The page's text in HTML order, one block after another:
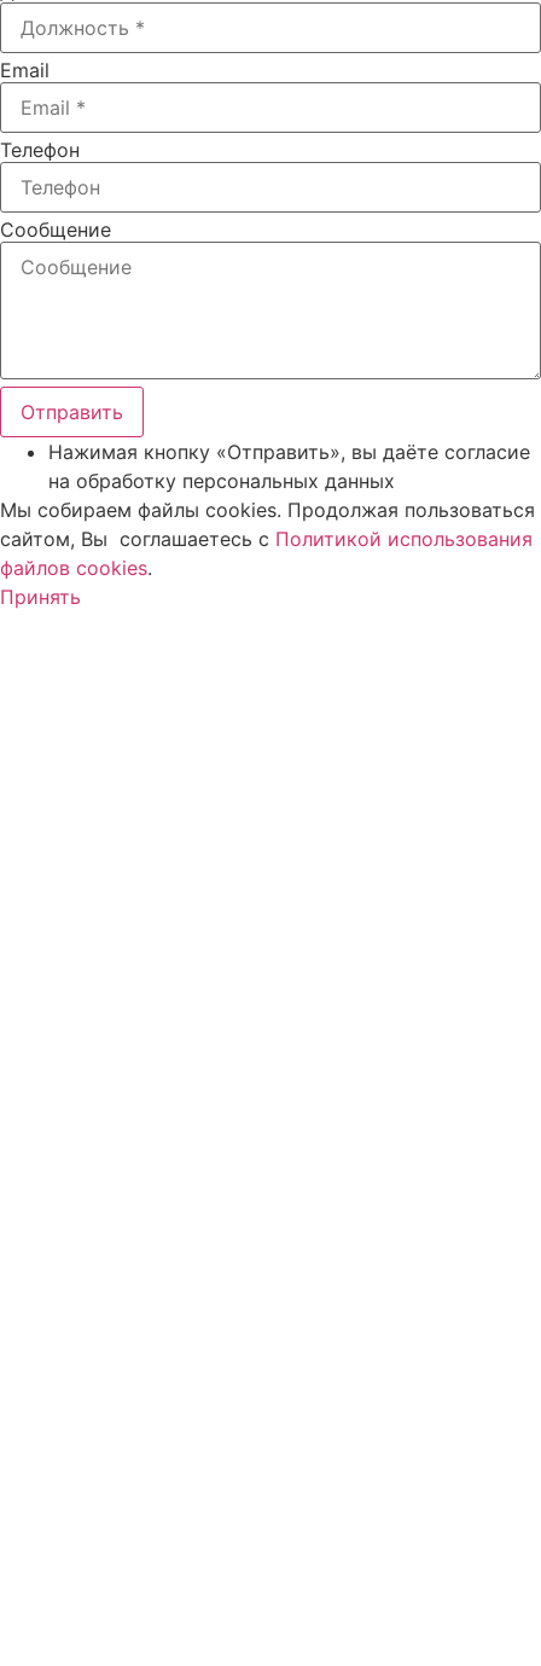
Email
Телефон
Сообщение
Отправить
Нажимая кнопку «Отправить», вы даёте согласие
на обработку персональных данных
Мы собираем файлы cookies. Продолжая пользоваться
сайтом, Вы соглашаетесь с Политикой использования
файлов cookies.
Принять